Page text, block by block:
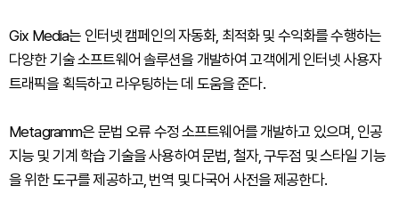
Gix Media는 인터넷 캠페인의 자동화, 최적화 및 수익화를 수행하는
다양한 기술 소프트웨어 솔루션을 개발하여 고객에게 인터넷 사용자
트래픽을 획득하고 라우팅하는 데 도움을 준다.
Metagramm은 문법 오류 수정 소프트웨어를 개발하고 있으며, 인공
지능 및 기계 학습 기술을 사용하여 문법, 철자, 구두점 및 스타일 기능
을 위한 도구를 제공하고, 번역 및 다국어 사전을 제공한다.